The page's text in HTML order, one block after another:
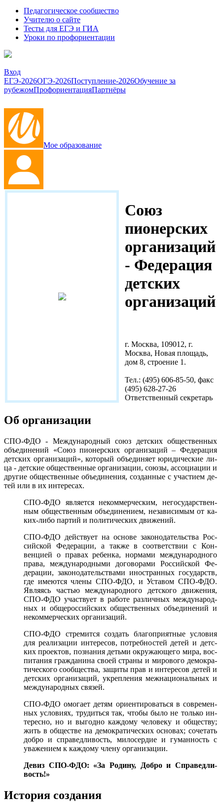
Педагогическое сообщество
Учителю о сайте
Тесты для ЕГЭ и ГИА
Уроки по профориентации
Вход
ЕГЭ-2026ОГЭ-2026Поступление-2026Обучение за
рубежомПрофориентацияПартнёры
Мое образование
Союз
пионерских
организаций
- Федерация
детских
организаций
г. Москва, 109012, г.
Москва, Новая площадь,
дом 8, строение 1.
Тел.: (495) 606-85-50, факс
(495) 628-27-26
Ответственный секретарь
Об организации
СПО-ФДО - Меж­ду­народ­ный со­юз детс­ких об­щест­вен­ных
объеди­нений «Со­юз пи­онерс­ких ор­га­низа­ций – Фе­дера­ция
детс­ких ор­га­низа­ций», ко­торый объеди­ня­ет юри­дичес­кие ли­
ца - детс­кие об­щест­вен­ные ор­га­низа­ции, со­юзы, ас­со­ци­ации и
дру­гие об­щест­вен­ные объеди­нения, соз­данные с учас­ти­ем де­
тей или в их ин­те­ресах.
СПО-ФДО яв­ля­ет­ся не­ком­мерчес­ким, не­госу­дарс­твен­
ным об­щест­вен­ным объеди­нени­ем, не­зави­симым от ка­
ких-ли­бо пар­тий и по­лити­чес­ких дви­жений.
СПО-ФДО дей­ству­ет на ос­но­ве за­коно­датель­ства Рос­
сий­ской Фе­дера­ции, а так­же в со­от­ветс­твии с Кон­
венци­ей о пра­вах ре­бен­ка, нор­ма­ми меж­ду­народ­но­го
пра­ва, меж­ду­народ­ны­ми до­гово­рами Рос­сий­ской Фе­
дера­ции, за­коно­датель­ства­ми иност­ран­ных го­сударств,
где име­ют­ся чле­ны СПО-ФДО, и Ус­та­вом СПО-ФДО.
Яв­ля­ясь частью меж­ду­народ­но­го детс­ко­го дви­жения,
СПО-ФДО участ­ву­ет в ра­боте раз­личных меж­ду­народ­
ных и об­ще­рос­сий­ских об­щест­вен­ных объеди­нений и
не­ком­мерчес­ких ор­га­низа­ций.
СПО-ФДО стре­мит­ся соз­дать бла­гоп­ри­ят­ные ус­ло­вия
для ре­али­зации ин­те­ресов, пот­ребнос­тей де­тей и детс­
ких про­ек­тов, поз­на­ния деть­ми ок­ру­жа­юще­го ми­ра, вос­
пи­тания граж­да­нина сво­ей стра­ны и ми­рово­го де­мок­ра­
тичес­ко­го со­об­щест­ва, за­щиты прав и ин­те­ресов де­тей и
детс­ких ор­га­низа­ций, ук­репле­ния меж­на­ци­ональ­ных и
меж­ду­народ­ных свя­зей.
СПО-ФДО о­мога­ет де­тям ори­ен­ти­ровать­ся в сов­ре­мен­
ных ус­ло­ви­ях, тру­дить­ся так, что­бы бы­ло не толь­ко ин­
те­рес­но, но и вы­год­но каж­до­му че­лове­ку и об­щест­ву;
жить в об­щест­ве на де­мок­ра­тичес­ких ос­но­вах; со­четать
доб­ро и спра­вед­ли­вость, ми­лосер­дие и гу­ман­ность с
ува­жени­ем к каж­до­му чле­ну ор­га­низа­ции.
Де­виз СПО-ФДО: «За Ро­дину, Доб­ро и Спра­вед­ли­
вость!»
История создания